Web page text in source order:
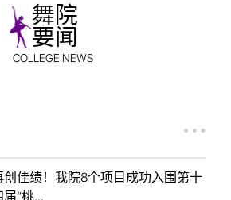
舞院
要闻
COLLEGE NEWS
创佳绩！我院8个项目成功入围第十
届“桃...